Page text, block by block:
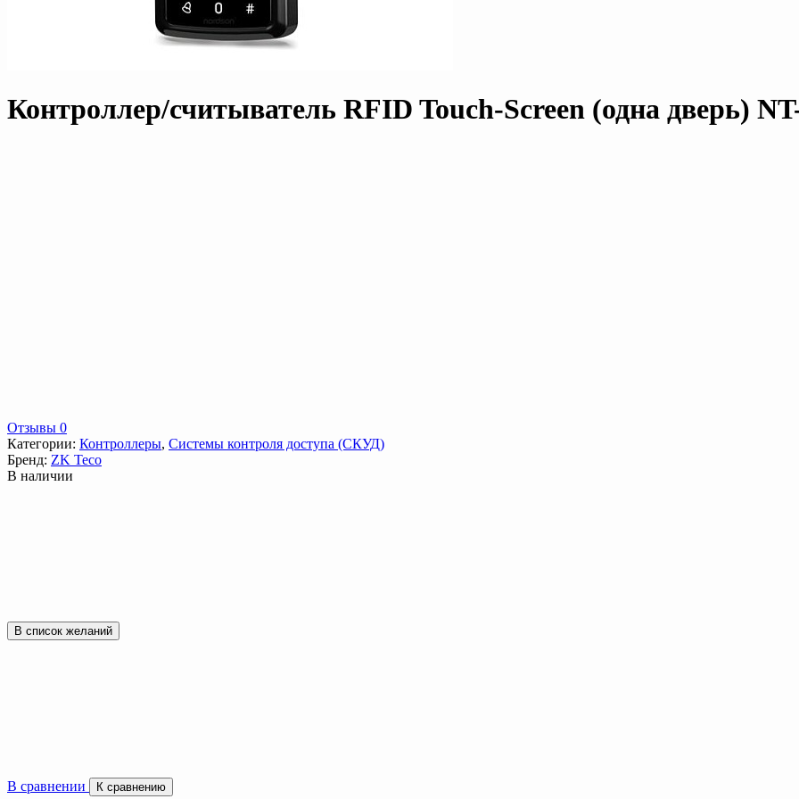
Контроллер/считыватель RFID Touch-Screen (одна дверь)
Отзывы 0
Категории: Контроллеры, Системы контроля доступа (СКУД)
Бренд: ZK Teco
В наличии
В список желаний
В сравнении К сравнению